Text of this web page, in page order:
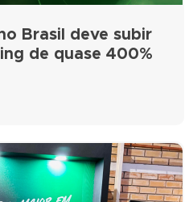
Brasil deve subir
de quase 400%